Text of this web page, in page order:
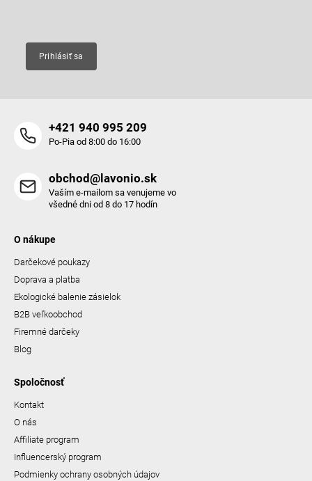
Prihlásiť sa
+421 940 995 209
Po-Pia od 8:00 do 16:00
obchod@lavonio.sk
Vaším e-mailom sa venujeme vo
všedné dni od 8 do 17 hodín
O nákupe
Darčekové poukazy
Doprava a platba
Ekologické balenie zásielok
B2B veľkoobchod
Firemné darčeky
Blog
Spoločnosť
Kontakt
O nás
Affiliate program
Influencerský program
Podmienky ochrany osobných údajov